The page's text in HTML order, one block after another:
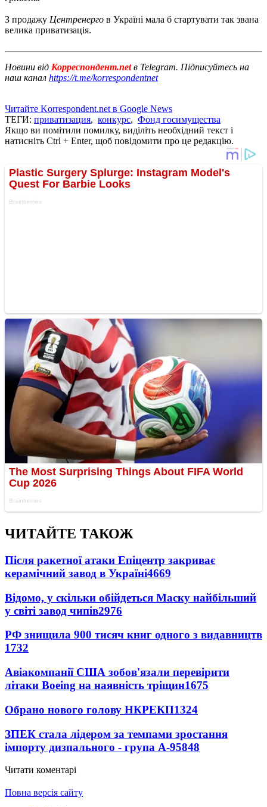
З продажу Центренерго в Україні мала б стартувати так звана
велика приватизація.
Новини від Корреспондент.netв Telegram. Підписуйтесь на
наш канал https://t.me/korrespondentnet
Читайте Korrespondent.net в Google News
ТЕГИ: приватизация, конкурс, Фонд госимущества
Якщо ви помітили помилку, виділіть необхідний текст і
натисніть Ctrl + Enter, щоб повідомити про це редакцію.
ЧИТАЙТЕ ТАКОЖ
Після ракетної атаки Епіцентр закриває
керамічний завод в Україні4669
Відомо, у скільки обійдеться Маску найбільший
у світі завод чипів2976
РФ знищила 900 тисяч книг одного з видавництв
1732
Авіакомпанії США зобов'язали перевірити
літаки Boeing на наявність тріщин1675
Обрано нового голову НКРЕКП1324
ЗПЕК стала лідером за темпами зростання
імпорту дизпального - група А-95848
Читати коментарі
Повна версія сайту